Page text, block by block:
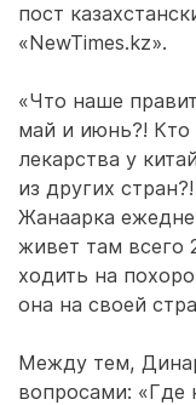
пост
«NewTimes.kz».
«Что наше
май и июнь?! Кто
лекарства у
из других
Жанаарка
живет там всего
ходить на
она на своей
Между тем,
вопросами: